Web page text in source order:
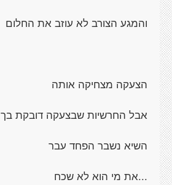
והמגע הצורב לא עוזב את החלום
הצעקה מצחיקה אותה
אבל החרשיות שבצעקה דובקת בך
השיא נשבר הפחד עבר
...את מי הוא לא שכח